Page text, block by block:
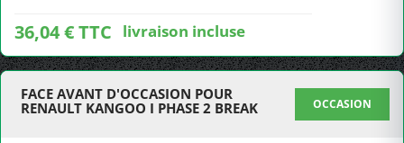
36,04 € TTC livraison incluse
FACE AVANT D'OCCASION POUR
RENAULT KANGOO I PHASE 2 BREAK
OCCASION